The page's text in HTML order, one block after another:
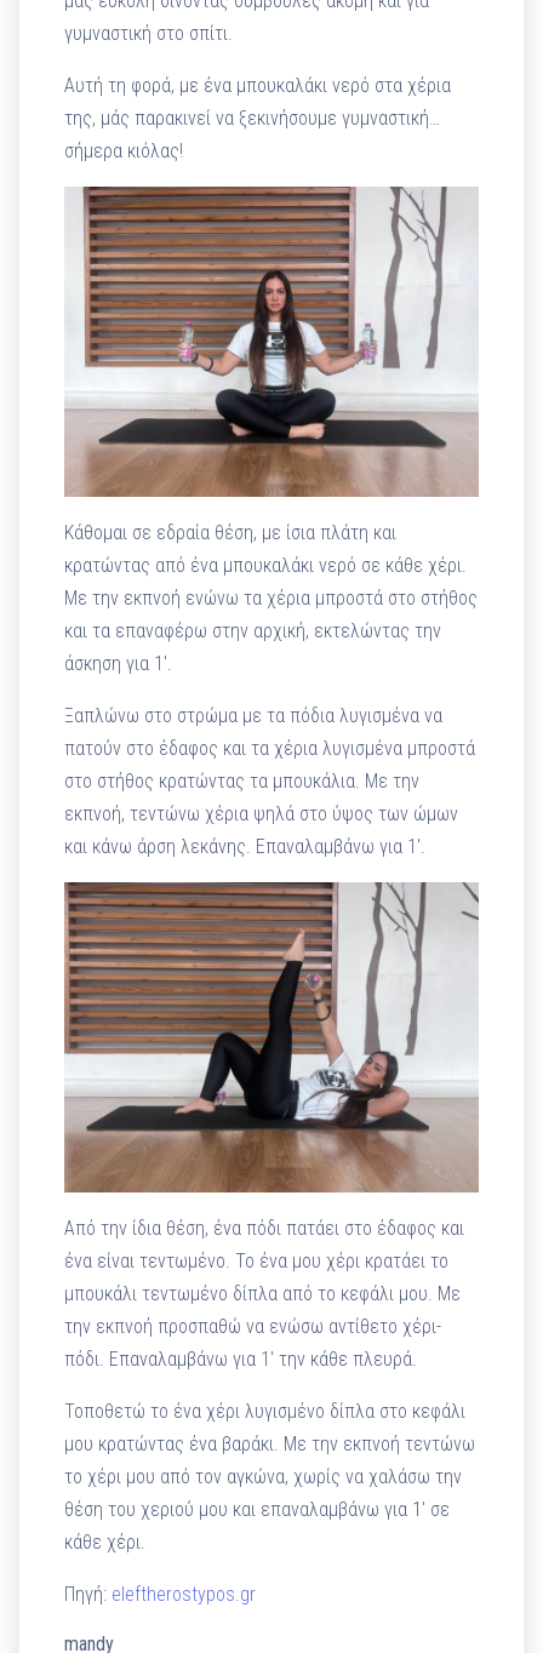
γυμναστική στο σπίτι.
Αυτή τη φορά, με ένα μπουκαλάκι νερό στα χέρια
της, μάς παρακινεί να ξεκινήσουμε γυμναστική…
σήμερα κιόλας!
Κάθομαι σε εδραία θέση, με ίσια πλάτη και
κρατώντας από ένα μπουκαλάκι νερό σε κάθε χέρι.
Με την εκπνοή ενώνω τα χέρια μπροστά στο στήθος
και τα επαναφέρω στην αρχική, εκτελώντας την
άσκηση για 1′.
Ξαπλώνω στο στρώμα με τα πόδια λυγισμένα να
πατούν στο έδαφος και τα χέρια λυγισμένα μπροστά
στο στήθος κρατώντας τα μπουκάλια. Με την
εκπνοή, τεντώνω χέρια ψηλά στο ύψος των ώμων
και κάνω άρση λεκάνης. Επαναλαμβάνω για 1′.
Από την ίδια θέση, ένα πόδι πατάει στο έδαφος και
ένα είναι τεντωμένο. Το ένα μου χέρι κρατάει το
μπουκάλι τεντωμένο δίπλα από το κεφάλι μου. Με
την εκπνοή προσπαθώ να ενώσω αντίθετο χέρι-
πόδι. Επαναλαμβάνω για 1′ την κάθε πλευρά.
Τοποθετώ το ένα χέρι λυγισμένο δίπλα στο κεφάλι
μου κρατώντας ένα βαράκι. Με την εκπνοή τεντώνω
το χέρι μου από τον αγκώνα, χωρίς να χαλάσω την
θέση του χεριού μου και επαναλαμβάνω για 1′ σε
κάθε χέρι.
Πηγή: eleftherostypos.gr
mandy